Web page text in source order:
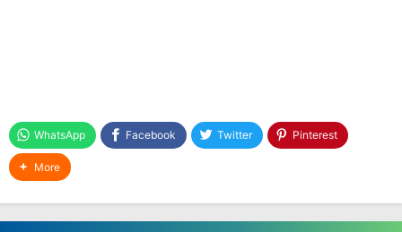
Download Kalender Pendidikan 2020 / 2021
Excel dan PDF
RPP 1 lembar kelas 2 SD K13 Semester 1 dan 2
WhatsApp Facebook Twitter Pinterest
More